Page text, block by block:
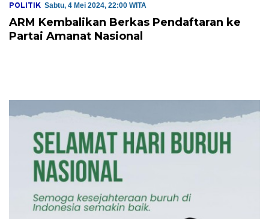
POLITIK Sabtu, 4 Mei 2024, 22:00 WITA
ARM Kembalikan Berkas Pendaftaran ke
Partai Amanat Nasional